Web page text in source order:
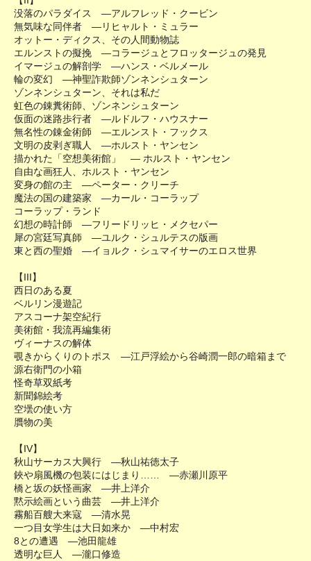
没落のパラダイス ―アルフレッド・クービン
無気味な同伴者 ―リヒャルト・ミュラー
オットー・ディクス、その人間動物誌
エルンストの擬挽 ―コラージュとフロッタージュの発見
イマージュの解剖学 ―ハンス・ベルメール
輪の変幻 ―神聖詐欺師ゾンネンシュターン
ゾンネンシュターン、それは私だ
虹色の錬糞術師、ゾンネンシュターン
仮面の迷路歩行者 ―ルドルフ・ハウスナー
無名性の錬金術師 ―エルンスト・フックス
文明の皮剥ぎ職人 ―ホルスト・ヤンセン
描かれた「空想美術館」 ― ホルスト・ヤンセン
自由な画狂人、ホルスト・ヤンセン
変身の館の主 ―ペーター・クリーチ
魔法の国の建築家 ―カール・コーラップ
コーラップ・ランド
幻想の時計師 ―フリードリッヒ・メクセパー
犀の宮廷写真師 ―ユルク・シュルテスの版画
東と西の聖婚 ―イョルク・シュマイサーのエロス世界
【III】
西日のある夏
ベルリン漫遊記
アスコーナ架空紀行
美術館・我流再編集術
ヴィーナスの解体
覗きからくりのトポス ―江戸浮絵から谷崎潤一郎の暗箱まで
源右衛門の小箱
怪奇草双紙考
新聞錦絵考
空壜の使い方
贋物の美
【IV】
秋山サーカス大興行 ―秋山祐徳太子
鋏や扇風機の包装にはじまり…… ―赤瀬川原平
橋と坂の妖怪画家 ―井上洋介
黙示絵画という曲芸 ―井上洋介
霧船百艘大来寇 ―清水晃
一つ目女学生は大日如来か ―中村宏
8との遭遇 ―池田龍雄
透明な巨人 ―瀧口修造